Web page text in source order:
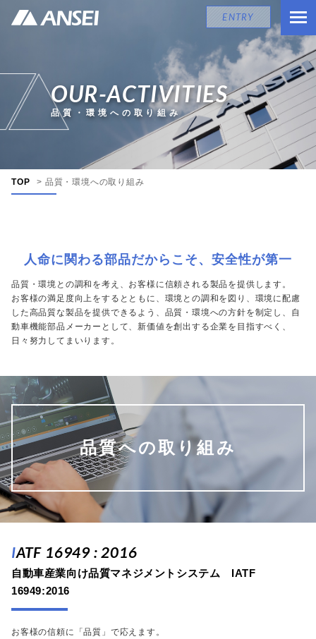
ENTRY
OUR-ACTIVITIES
品質・環境への取り組み
TOP > 品質・環境への取り組み
人命に関わる部品だからこそ、安全性が第一
品質・環境との調和を考え、お客様に信頼される製品を提供します。
お客様の満足度向上をするとともに、環境との調和を図り、環境に配慮
した高品質な製品を提供できるよう、品質・環境への方針を制定し、自
動車機能部品メーカーとして、新価値を創出する企業を目指すべく、
日々努力してまいります。
品質への取り組み
IATF 16949 : 2016
自動車産業向け品質マネジメントシステム IATF
16949:2016
お客様の信頼に「品質」で応えます。